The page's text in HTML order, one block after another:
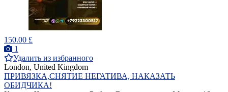
150.00 £
1
Удалить из избранного
London, United Kingdom
ПРИВЯЗКА,СНЯТИЕ НЕГАТИВА, НАКАЗАТЬ
ОБИДЧИКА!